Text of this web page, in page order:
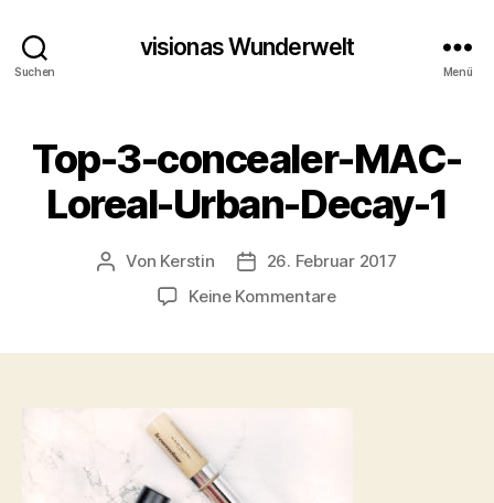
Suchen
visionas Wunderwelt
Menü
Top-3-concealer-MAC-
Loreal-Urban-Decay-1
Beitragsautor
Von Kerstin Beitragsdatum
26. Februar 2017
Keine Kommentarezu